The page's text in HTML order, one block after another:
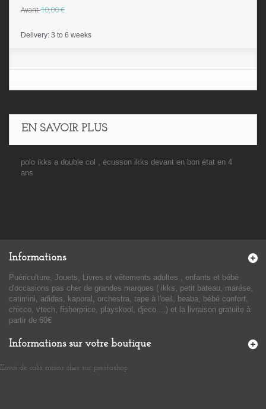
Avant10,00 €
Delivery: 3 to 6 weeks
EN SAVOIR PLUS
polo ikks a double col , écusson ikks devant en bon état en 4
ans
Informations
Puériculture, Jouets, Livres et vêtements adultes , enfants et bébé
d'occasions pas cher de grandes marques ( ikks, petit bateau, marése,
catimini, adidas, kaporal, orchestra, tape à l'oeil, beaba, bébé confort,
chicco, vtech, fisherprice, playskool, djeco....) et la livraison gratuite à
partir de 60€
Informations sur votre boutique
Envoi de colis moins cher sur prestashop